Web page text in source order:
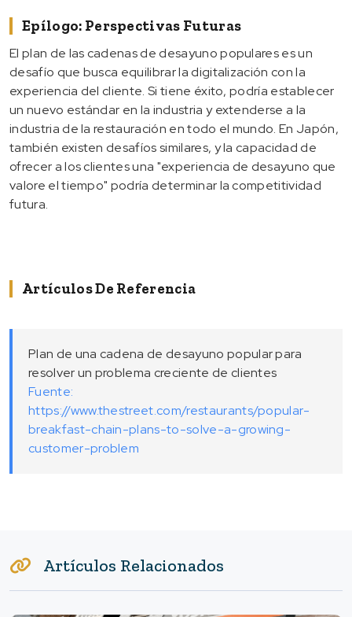
Epílogo: Perspectivas Futuras
El plan de las cadenas de desayuno populares es un
desafío que busca equilibrar la digitalización con la
experiencia del cliente. Si tiene éxito, podría establecer
un nuevo estándar en la industria y extenderse a la
industria de la restauración en todo el mundo. En Japón,
también existen desafíos similares, y la capacidad de
ofrecer a los clientes una "experiencia de desayuno que
valore el tiempo" podría determinar la competitividad
futura.
Artículos De Referencia
Plan de una cadena de desayuno popular para
resolver un problema creciente de clientes
Fuente:
https://www.thestreet.com/restaurants/popular-
breakfast-chain-plans-to-solve-a-growing-
customer-problem
Artículos Relacionados